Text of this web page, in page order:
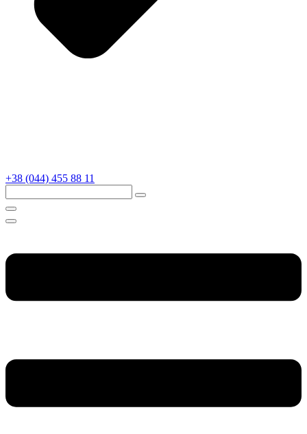
+38 (044) 455 88 11